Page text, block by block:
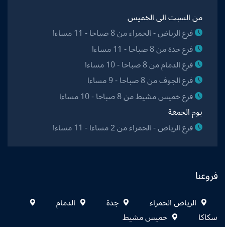
من السبت الى الخميس
فرع الرياض - الحمراء من 8 صباحا - 11 مساءا
فرع جدة من 8 صباحا - 11 مساءا
فرع الدمام من 8 صباحا - 10 مساءا
فرع الجوف من 8 صباحا - 9 مساءا
فرع خميس مشيط من 8 صباحا - 10 مساءا
يوم الجمعة
فرع الرياض - الحمراء من 2 مساءا - 11 مساءا
فروعنا
الرياض الحمراء جدة
الدمام
سكاكا
خميس مشيط